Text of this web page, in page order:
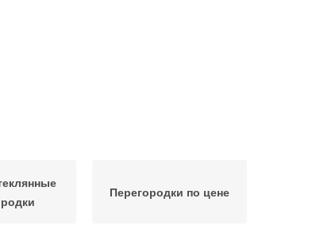
Перегородки по цене